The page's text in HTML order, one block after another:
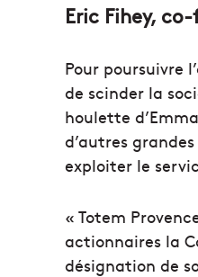
Eric Fihey,
Pour poursuivre
de scinder la
houlette
d’autres
exploiter le
« Totem
actionnaires la
désignation de